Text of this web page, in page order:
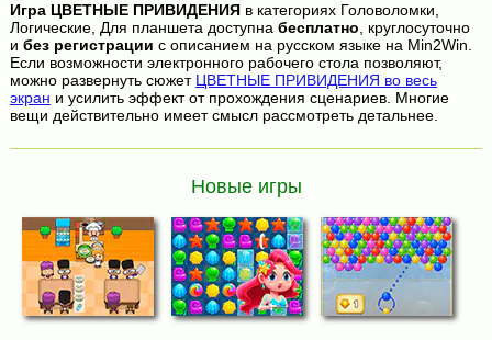
Игра ЦВЕТНЫЕ ПРИВИДЕНИЯв категориях Головоломки,
Логические, Для планшета доступна бесплатно, круглосуточно
и без регистрации с описанием на русском языке на Min2Win.
Если возможности электронного рабочего стола позволяют,
можно развернуть сюжет ЦВЕТНЫЕ ПРИВИДЕНИЯ во весь
экран и усилить эффект от прохождения сценариев. Многие
вещи действительно имеет смысл рассмотреть детальнее.
Новые игры